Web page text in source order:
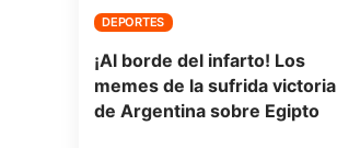
DEPORTES
¡Al borde del infarto! Los
memes de la sufrida victoria
de Argentina sobre Egipto